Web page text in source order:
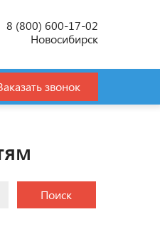
8 (800) 600-17-02
Новосибирск
звонок
Поиск